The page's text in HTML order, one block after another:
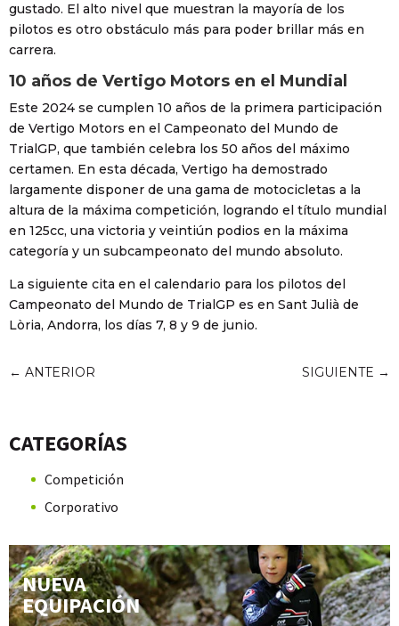
gustado. El alto nivel que muestran la mayoría de los
pilotos es otro obstáculo más para poder brillar más en
carrera.
10 años de Vertigo Motors en el Mundial
Este 2024 se cumplen 10 años de la primera participación
de Vertigo Motors en el Campeonato del Mundo de
TrialGP, que también celebra los 50 años del máximo
certamen. En esta década, Vertigo ha demostrado
largamente disponer de una gama de motocicletas a la
altura de la máxima competición, logrando el título mundial
en 125cc, una victoria y veintiún podios en la máxima
categoría y un subcampeonato del mundo absoluto.
La siguiente cita en el calendario para los pilotos del
Campeonato del Mundo de TrialGP es en Sant Julià de
Lòria, Andorra, los días 7, 8 y 9 de junio.
← ANTERIOR SIGUIENTE →
CATEGORÍAS
Competición
Corporativo
NUEVA
EQUIPACIÓN